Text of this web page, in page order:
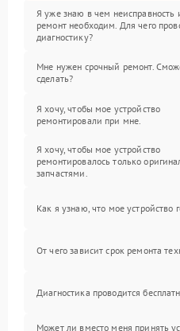
Я уже знаю в чем неисправность
ремонт необходим. Для чего
диагностику?
Мне нужен срочный ремонт.
сделать?
Я хочу, чтобы мое устройство
ремонтировали при мне.
Я хочу, чтобы мое устройство
ремонтировалось только
запчастями.
Как я узнаю, что мое устройство
От чего зависит срок ремонта
Диагностика проводится
Может ли вместо меня принять